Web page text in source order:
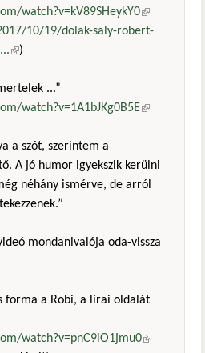
watch?v=kV89SHeykY0(külső
hivatkozás)
10/19/dolak-saly-robert-
(külső hivatkozás)
)
...”
watch?v=1A1bJKg0B5E(külső
a szót, szerintem a
A jó humor igyekszik kerülni
néhány ismérve, de arról
mondanivalója oda-vissza
forma a Robi, a lírai oldalát
watch?v=pnC9iO1jmu0(külső